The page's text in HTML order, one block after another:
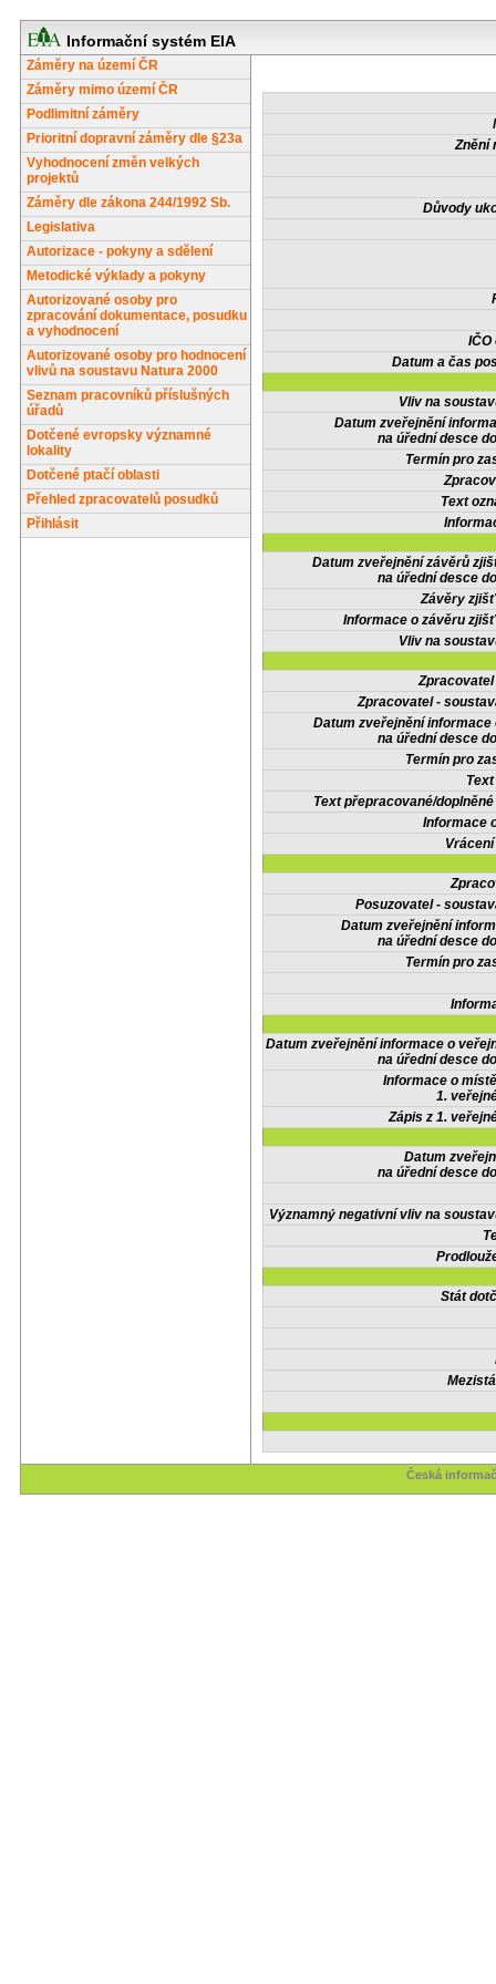
Informační systém EIA
Záměry na území ČR
Záměry mimo území ČR
Podlimitní záměry
Prioritní dopravní záměry dle §23a
Vyhodnocení změn velkých
projektů
Záměry dle zákona 244/1992 Sb.
Legislativa
Autorizace - pokyny a sdělení
Metodické výklady a pokyny
Autorizované osoby pro
zpracování dokumentace, posudku
a vyhodnocení
Autorizované osoby pro hodnocení
vlivů na soustavu Natura 2000
Seznam pracovníků příslušných
úřadů
Dotčené evropsky významné
lokality
Dotčené ptačí oblasti
Přehled zpracovatelů posudků
Přihlásit
Znění
Důvody
IČO
Datum a čas
Vliv na
Datum zveřejnění
na úřední desce
Termín pro
Text
Datum zveřejnění závěrů
na úřední desce
Závěry
Informace o závěru
Vliv na
Zpracovatel -
Datum zveřejnění informace
na úřední desce
Termín pro
Text přepracované/
Informace
Posuzovatel -
Datum zveřejnění
na úřední desce
Termín pro
Datum zveřejnění informace o
na úřední desce
Informace o
1.
Zápis z 1.
Datum
na úřední desce
Významný negativní vliv na
Stát
Česká